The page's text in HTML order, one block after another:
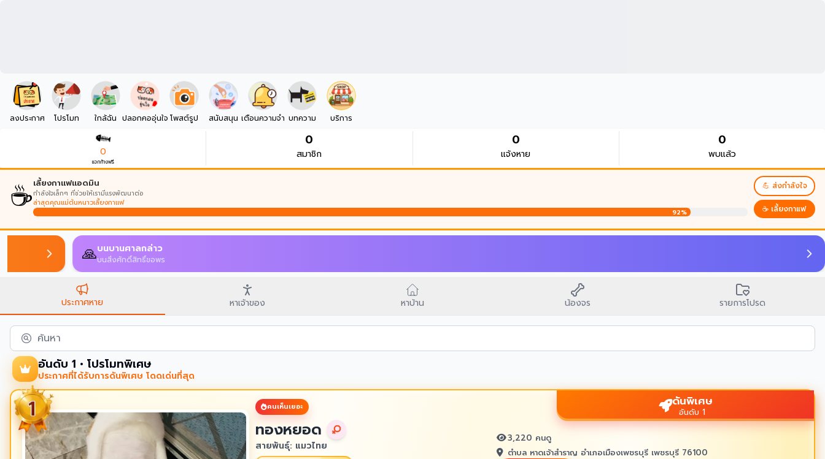
ลงประกาศ โปรโมท ใกล้ฉัน ปลอกคออุ่นใจ โพสต์รูป สนับสนุน เตือนความจำ บทความ บริการ
0
แจกก้างฟรี
0
สมาชิก
0
แจ้งหาย
0
พบแล้ว
☕เลี้ยงกาแฟแอดมิน
กำลังใจเล็กๆ ที่ช่วยให้เรามีแรงพัฒนาต่อ
ล่าสุดคุณแม่ต้นหนาวเลี้ยงกาแฟ
92%
💪 ส่งกำลังใจ
☕ เลี้ยงกาแฟ
AI Match
เปรียบเทียบประกาศที่อาจเป็นสัตว์ตัวเดียวกัน
บนบา
บนสิ่งศั
ประกาศหาย หาเจ้าของ หาบ้าน น้องจร รายการโปรด
ค้นหา
อันดับ 1 • โปรโมทพิเศษ
ประกาศที่ได้รับการดันพิเศษ โดดเด่นที่สุด
คนเห็นเยอะ
ทองหยอด
สายพันธุ์: แมวไทย
ดันพิเศษ
อันดับ 1
3,220 คนดู
ตำบล หาดเจ้าสำราญ อำเภอเมืองเพชรบุรี เพชรบุรี 76100